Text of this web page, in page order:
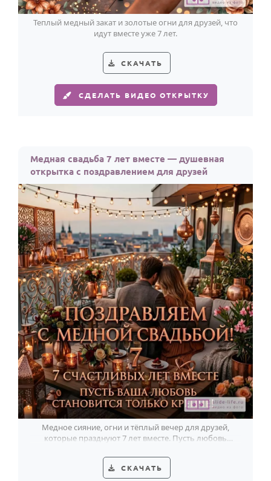
Теплый медный закат и золотые огни для друзей, что
идут вместе уже 7 лет.
СКАЧАТЬ
СДЕЛАТЬ ВИДЕО ОТКРЫТКУ
Медная свадьба 7 лет вместе — душевная
открытка с поздравлением для друзей
Медное сияние, огни и тёплый вечер для друзей,
которые празднуют 7 лет вместе. Пусть любовь
СКАЧАТЬ